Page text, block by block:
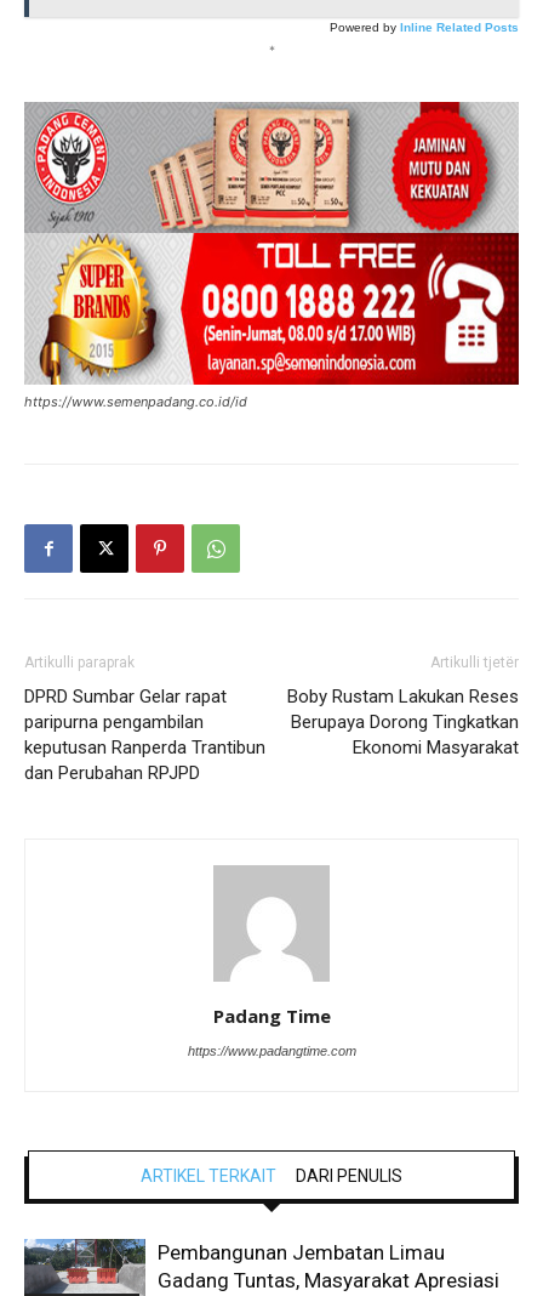
Powered by Inline Related Posts
*
https://www.semenpadang.co.id/id
Artikulli paraprak
DPRD Sumbar Gelar rapat
paripurna pengambilan
keputusan Ranperda Trantibun
dan Perubahan RPJPD
Artikulli tjetër
Boby Rustam Lakukan Reses
Berupaya Dorong Tingkatkan
Ekonomi Masyarakat
Padang Time
https://www.padangtime.com
ARTIKEL TERKAIT DARI PENULIS
Pembangunan Jembatan Limau
Gadang Tuntas, Masyarakat Apresiasi